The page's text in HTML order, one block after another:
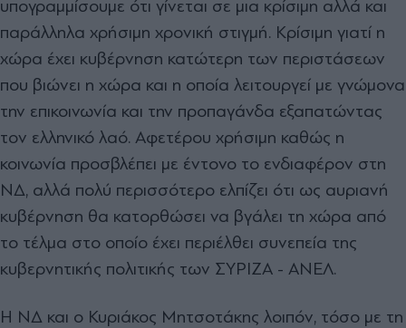
υπογραμμίσουμε ότι γίνεται σε μια κρίσιμη αλλά και
παράλληλα χρήσιμη χρονική στιγμή. Κρίσιμη γιατί η
χώρα έχει κυβέρνηση κατώτερη των περιστάσεων
που βιώνει η χώρα και η οποία λειτουργεί με γνώμονα
την επικοινωνία και την προπαγάνδα εξαπατώντας
τον ελληνικό λαό. Αφετέρου χρήσιμη καθώς η
κοινωνία προσβλέπει με έντονο το ενδιαφέρον στη
ΝΔ, αλλά πολύ περισσότερο ελπίζει ότι ως αυριανή
κυβέρνηση θα κατορθώσει να βγάλει τη χώρα από
το τέλμα στο οποίο έχει περιέλθει συνεπεία της
κυβερνητικής πολιτικής των ΣΥΡΙΖΑ - ΑΝΕΛ.
Η ΝΔ και ο Κυριάκος Μητσοτάκης λοιπόν, τόσο με τη